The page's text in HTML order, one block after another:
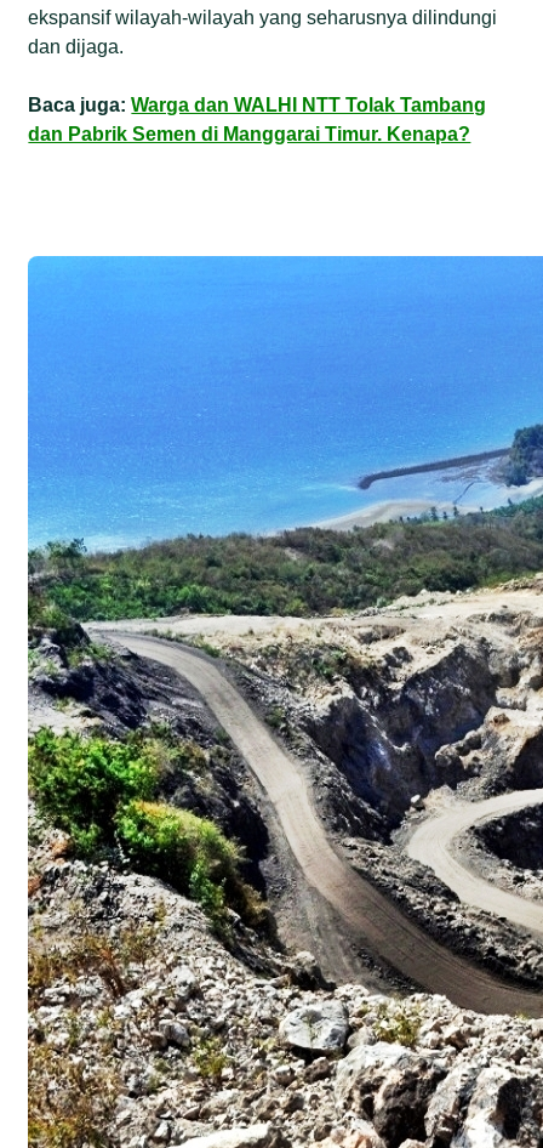
ekspansif wilayah-wilayah yang seharusnya dilindungi
dan dijaga.
Baca juga:Warga dan WALHI NTT Tolak Tambang
dan Pabrik Semen di Manggarai Timur. Kenapa?